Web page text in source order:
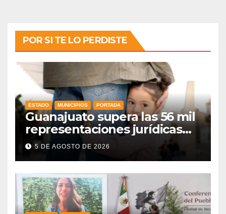
POR SI TE LO PERDISTE
ESTADO MUNICIPIOS PORTADA
Guanajuato supera las 56 mil
representaciones jurídicas
para tutelar los derechos de
la niñez
5 DE AGOSTO DE 2026